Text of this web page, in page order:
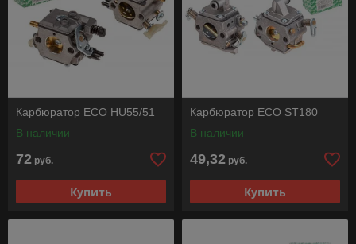
Карбюратор ECO HU55/51
В наличии
72 руб.
Купить
Карбюратор ECO ST180
В наличии
49,32 руб.
Купить